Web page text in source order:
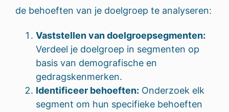
de behoeften van je doelgroep te analyseren:
Vaststellen van doelgroepsegmenten:
Verdeel je doelgroep in segmenten op
basis van demografische en
gedragskenmerken.
Identificeer behoeften: Onderzoek elk
segment om hun specifieke behoeften